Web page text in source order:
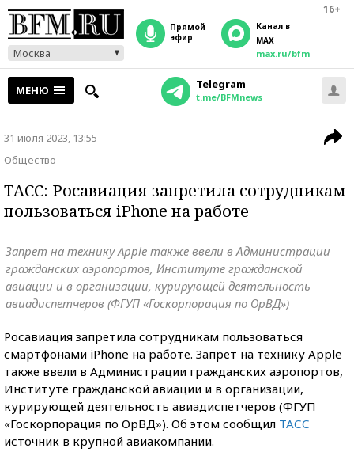
16+
Москва
прямой
эфир
Канал в
MAX
max.ru/bfm
МЕНЮ Telegram
t.me/BFMnews
31 июля 2023, 13:55
Общество
ТАСС: Росавиация запретила сотрудникам
пользоваться iPhone на работе
Запрет на технику Apple также ввели в Администрации
гражданских аэропортов, Институте гражданской
авиации и в организации, курирующей деятельность
авиадиспетчеров (ФГУП «Госкорпорация по ОрВД»)
Росавиация запретила сотрудникам пользоваться
смартфонами iPhone на работе. Запрет на технику Apple
также ввели в Администрации гражданских аэропортов,
Институте гражданской авиации и в организации,
курирующей деятельность авиадиспетчеров (ФГУП
«Госкорпорация по ОрВД»). Об этом сообщил ТАСС
источник в крупной авиакомпании.